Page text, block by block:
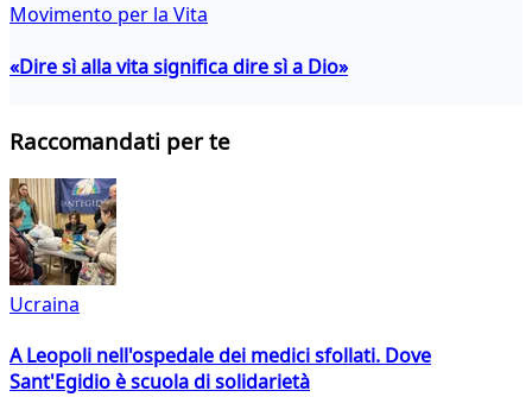
Movimento per la Vita
«Dire sì alla vita significa dire sì a Dio»
Raccomandati per te
Ucraina
A Leopoli nell'ospedale dei medici sfollati. Dove
Sant'Egidio è scuola di solidarietà